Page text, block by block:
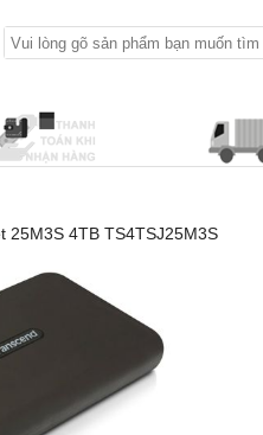
25M3S 4TB TS4TSJ25M3S